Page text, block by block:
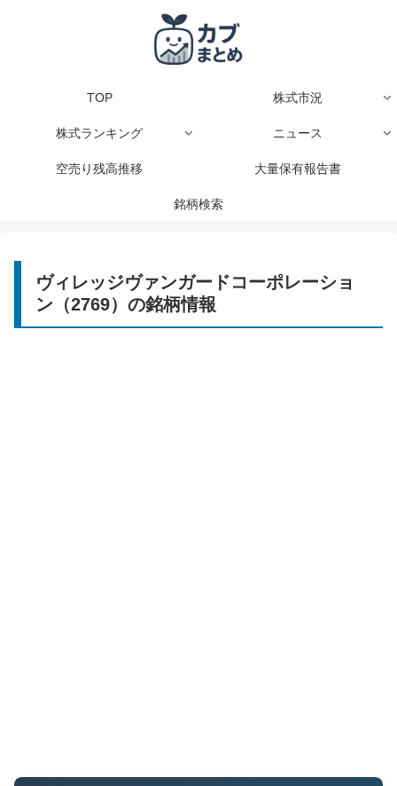
TOP 株式市況
株式ランキング ニュース
空売り残高推移 大量保有報告書
銘柄検索
ヴィレッジヴァンガードコーポレーショ
ン（2769）の銘柄情報